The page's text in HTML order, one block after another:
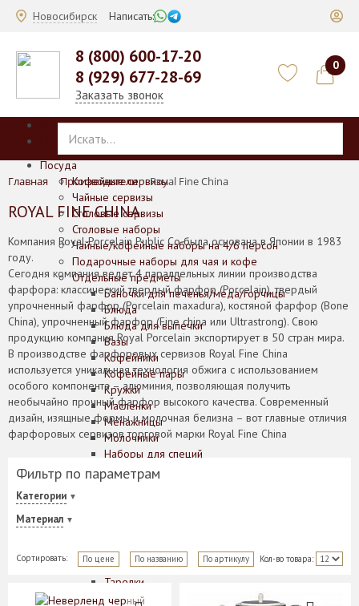
Новосибирск Написать:
8 (800) 600-17-20
8 (929) 677-28-69
Заказать звонок
0
Каталог
Посуда
Кофейные сервизы
Чайные сервизы
Столовые сервизы
Столовые наборы
Чайные/кофейные наборы на 4/6 персон
Подарочные наборы для чая и кофе
Отдельные предметы
Баночки для печенья/меда/горчицы
Блюда
Блюда для выпечки
Вазы
Кофейники
Кофейные пары
Кружки
Масленки
Менажницы
Молочники
Наборы для специй
Розетки
Салатники
Супники
Сухарницы
Тарелки
Хлебницы
Главная Производители Royal Fine China
ROYAL FINE CHINA
Компания Royal Porcelain Public Co была основана в Японии в 1983
году.
Сегодня компания ведет 4 параллельных линии производства
фарфора: классический твердый фарфор (Porcelain), твердый
упрочненный фарфор (Porcelain maxadura), костяной фарфор (Bone
China), упрочненный фарфор (Fine china или Ultrastrong). Свою
продукцию компания Royal Porcelain экспортирует в 50 стран мира.
В производстве фарфоровых сервизов Royal Fine China
используется уникальная технология обжига с использованием
особого компонента – алюминия, позволяющая получить
необычайно прочный фарфор высокого качества. Современный
дизайн, изящные формы и молочная белизна – вот главные отличия
фарфоровых сервизов торговой марки Royal Fine China
Фильтр по параметрам
Категории
Материал
Кол-во товара:
Сортировать: По цене По названию По артикулу